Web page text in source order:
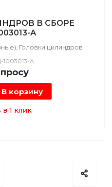
В СБОРЕ
А
Головки цилиндров
1003013-А
росу
В корзину
в 1 клик